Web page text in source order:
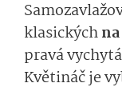
klasických
pravá
Květináč je